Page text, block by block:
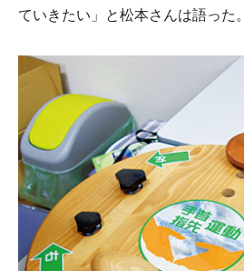
ていきたい」と松本さんは語った。